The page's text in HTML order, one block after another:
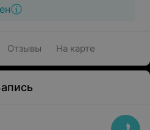
Отзывы На карте